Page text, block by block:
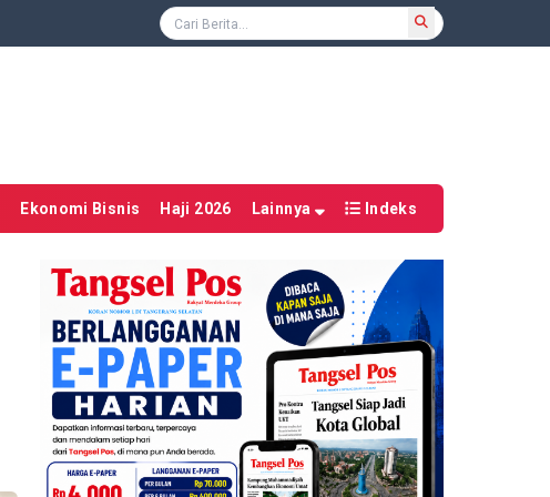
Ekonomi Bisnis Haji 2026 Lainnya Indeks